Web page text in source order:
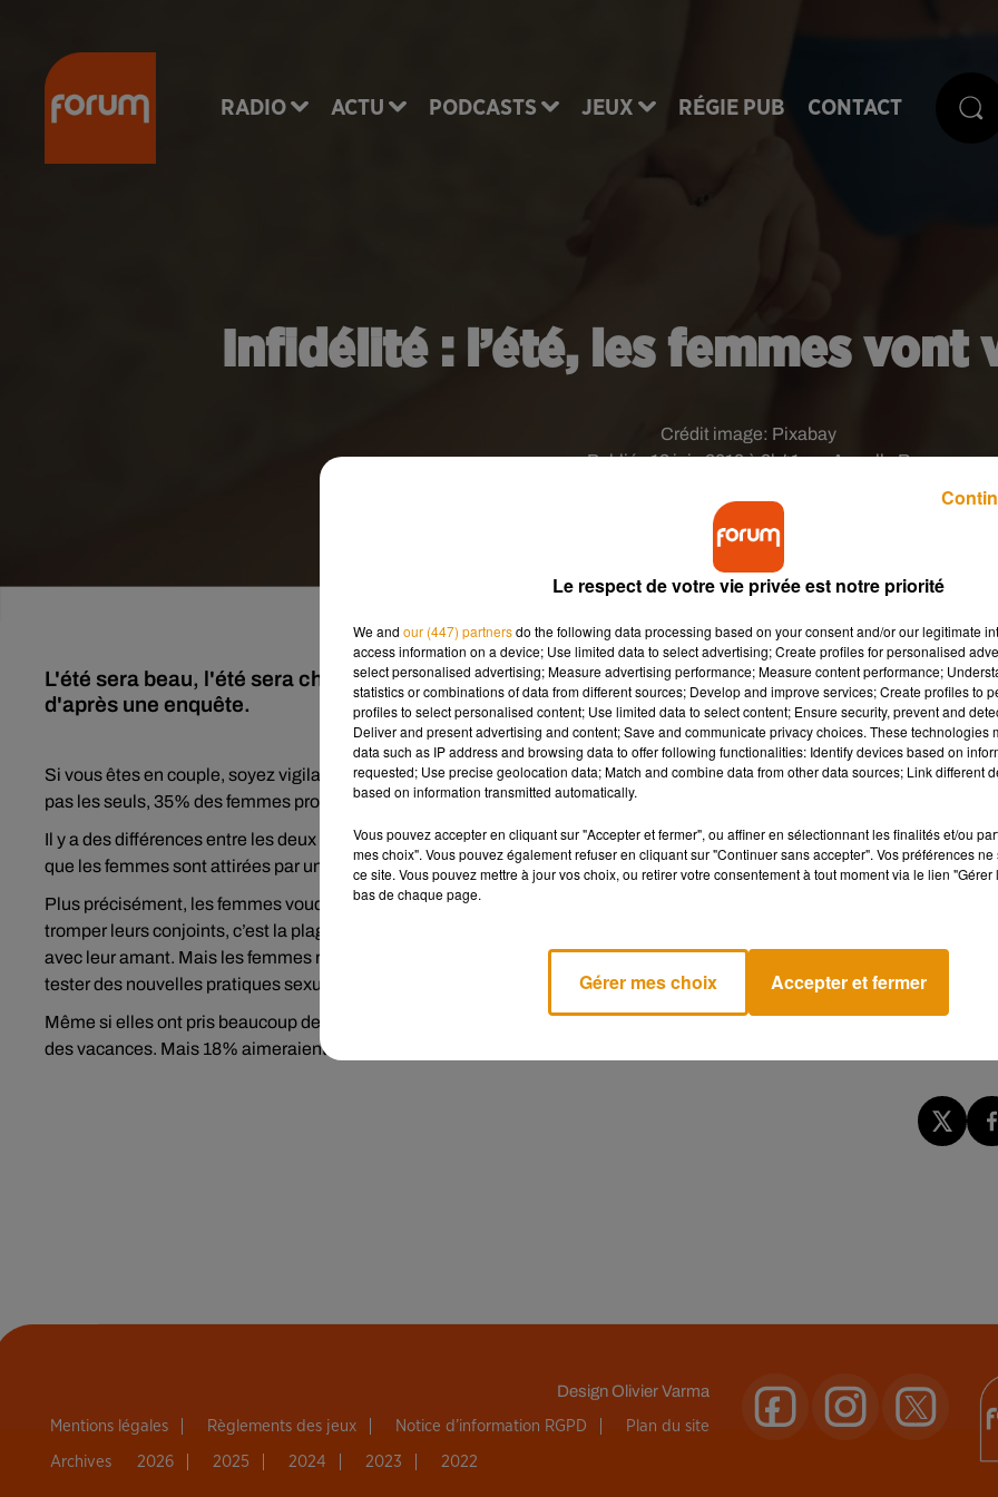
RADIO ACTU PODCASTS JEUX RÉGIE PUB CONTACT
Infidélité : l’été, les femmes vont
Publié : 13 juin 2018 à 8h41 par Armelle R
Crédit image: Pixabay
L'été sera beau, l'été sera chaud. Mais l'été est aussi synonyme d'infidélité chez les femmes,
d'après une enquête.
Si vous êtes en couple, soyez vigilants, l’été est la saison préférée des hommes pour tromper leurs femmes. Mais ils ne
pas les seuls, 35% des femmes profitent également de l’été pour tromper leurs partenaires, d’après un sondage IFOP.
Il y a des différences entre les deux sexes. Pendant l'été, les hommes sont attirés par une bimbo, une femme d’un soir.
que les femmes sont attirées par un homme très drôle, pas forcément beau, qui cassera leur routine.
Plus précisément, les femmes voudront le prof de surf ou de tennis pour leur aventure estivale. Pour elles, le cadre idéal
tromper leurs conjoints, c’est la plage : 67% des femmes choisissent le sable fin et le bord de mer comme lieu pour coucher
avec leur amant. Mais les femmes recherchent aussi des nouveautés sexuelles, lors de leurs aventures de l’été. 48%
tester des nouvelles pratiques sexuelles avec un nouvel homme.
Même si elles ont pris beaucoup de plaisir avec leur amant, les femmes sont 58% à mettre un terme à leur aventure à la fin
des vacances. Mais 18% aimeraient que leur amant de l’été deviennent l’homme de leur vie.
DesignOlivier Varma
Mentions légales Règlements des jeux Notice d’information RGPD Plan du site
Archives 2026 2025 2024 2023 2022
Le respect de votre vie privée est notre priorité
We and our (447) partnersdo the following data processing based on your consent and/or our legitimate
access information on a device; Use limited data to select advertising; Create profiles for personalised
select personalised advertising; Measure advertising performance; Measure content performance;
statistics or combinations of data from different sources; Develop and improve services; Create profiles to
profiles to select personalised content; Use limited data to select content; Ensure security, prevent and
Deliver and present advertising and content; Save and communicate privacy choices. These technologies
data such as IP address and browsing data to offer following functionalities: Identify devices based on
requested; Use precise geolocation data; Match and combine data from other data sources; Link different
based on information transmitted automatically.
Vous pouvez accepter en cliquant sur "Accepter et fermer", ou affiner en sélectionnant les finalités et/ou
mes choix". Vous pouvez également refuser en cliquant sur "Continuer sans accepter". Vos préférences
ce site. Vous pouvez mettre à jour vos choix, ou retirer votre consentement à tout moment via le lien
bas de chaque page.
Gérer mes choix Accepter et fermer